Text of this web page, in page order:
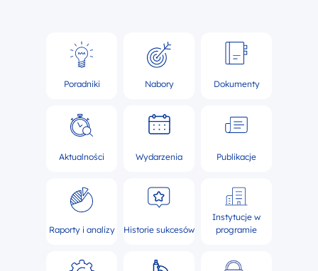
Poradniki Nabory Dokumenty
Aktualności Wydarzenia Publikacje
Raporty i analizy Historie sukcesów
Instytucje w
programie